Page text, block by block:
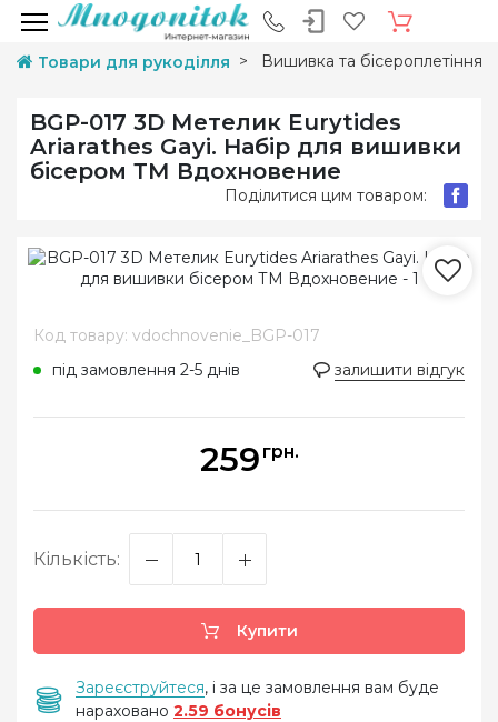
Товари для рукоділля Вишивка та бісероплетіння
BGP-017 3D Метелик Eurytides
Ariarathes Gayi. Набір для вишивки
бісером ТМ Вдохновение
Поділитися цим товаром:
Код товару: vdochnovenie_BGP-017
під замовлення 2-5 днів
залишити відгук
259 грн.
Кількість:
Купити
Зареєструйтеся, і за це замовлення вам буде
нараховано 2.59 бонусів